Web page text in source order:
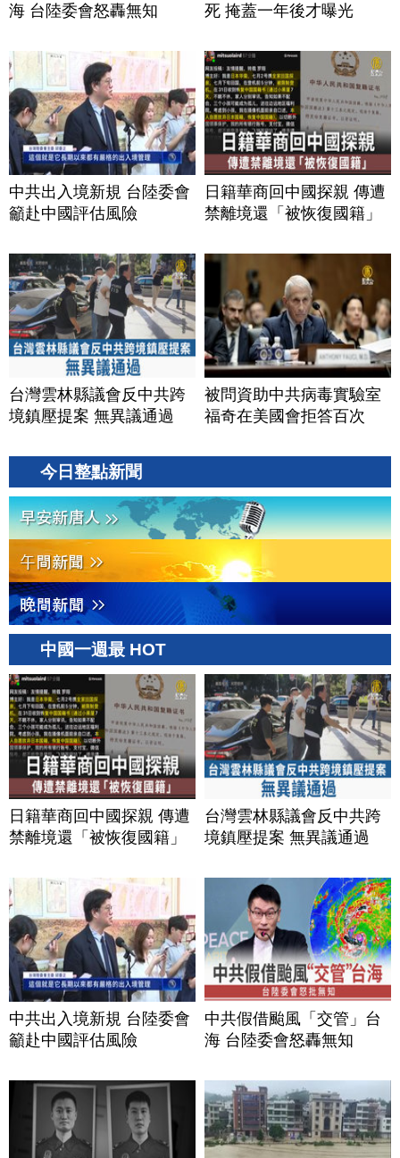
海 台陸委會怒轟無知
死 掩蓋一年後才曝光
中共出入境新規 台陸委會
籲赴中國評估風險
日籍華商回中國探親 傳遭
禁離境還「被恢復國籍」
台灣雲林縣議會反中共跨
境鎮壓提案 無異議通過
被問資助中共病毒實驗室
福奇在美國會拒答百次
今日整點新聞
中國一週最 HOT
日籍華商回中國探親 傳遭
禁離境還「被恢復國籍」
台灣雲林縣議會反中共跨
境鎮壓提案 無異議通過
中共出入境新規 台陸委會
籲赴中國評估風險
中共假借颱風「交管」台
海 台陸委會怒轟無知